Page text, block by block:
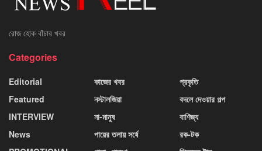
রোজ হোক বাঁচার খবর
Categories
Editorial
Featured
INTERVIEW
News
কাজের খবর
নস্টালজিয়া
না-মানুষ
পায়ের তলায় সর্ষে
প্রকৃতি
বদলে দেওয়ার গল্প
বাণিজ্য
রক-টক